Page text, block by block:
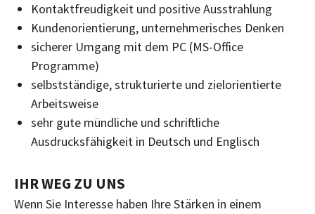
Kontaktfreudigkeit und positive Ausstrahlung
Kundenorientierung, unternehmerisches Denken
sicherer Umgang mit dem PC (MS-Office
Programme)
selbstständige, strukturierte und zielorientierte
Arbeitsweise
sehr gute mündliche und schriftliche
Ausdrucksfähigkeit in Deutsch und Englisch
IHR WEG ZU UNS
Wenn Sie Interesse haben Ihre Stärken in einem